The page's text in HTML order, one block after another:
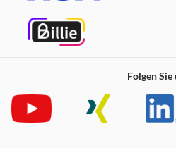
Folgen Sie